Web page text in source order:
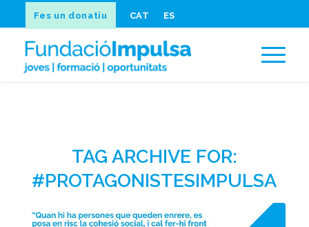
Fes un donatiu CAT ES
TAG ARCHIVE FOR:
#PROTAGONISTESIMPULSA